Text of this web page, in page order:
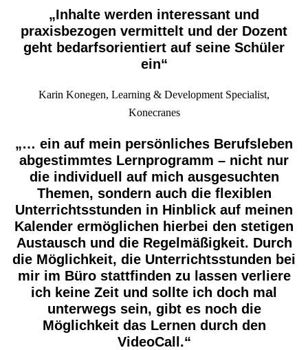
„Inhalte werden interessant und
praxisbezogen vermittelt und der Dozent
geht bedarfsorientiert auf seine Schüler
ein“
Karin Konegen, Learning & Development Specialist,
Konecranes
„… ein auf mein persönliches Berufsleben
abgestimmtes Lernprogramm – nicht nur
die individuell auf mich ausgesuchten
Themen, sondern auch die flexiblen
Unterrichtsstunden in Hinblick auf meinen
Kalender ermöglichen hierbei den stetigen
Austausch und die Regelmäßigkeit. Durch
die Möglichkeit, die Unterrichtsstunden bei
mir im Büro stattfinden zu lassen verliere
ich keine Zeit und sollte ich doch mal
unterwegs sein, gibt es noch die
Möglichkeit das Lernen durch den
VideoCall.“